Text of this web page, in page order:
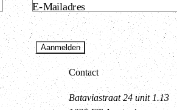
E-Mailadres
Aanmelden
Contact
Bataviastraat 24 unit 1.13